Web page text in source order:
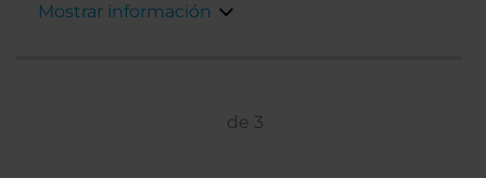
interés turístico.
Mostrar información
de 3